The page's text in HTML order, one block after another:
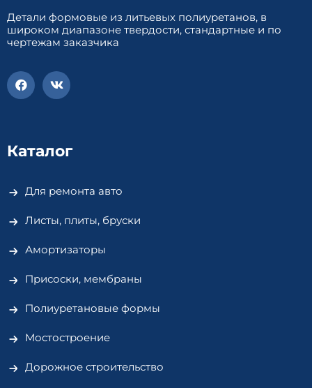
Детали формовые из литьевых полиуретанов, в
широком диапазоне твердости, стандартные и по
чертежам заказчика
Каталог
Для ремонта авто
Листы, плиты, бруски
Амортизаторы
Присоски, мембраны
Полиуретановые формы
Мостостроение
Дорожное строительство